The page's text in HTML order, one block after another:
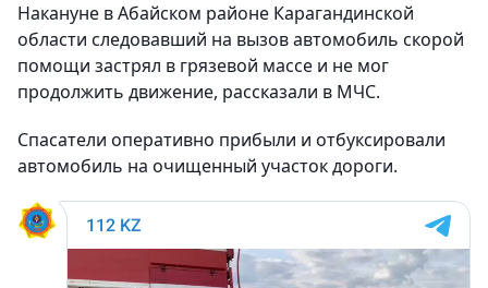
Накануне в Абайском районе Карагандинской
области следовавший на вызов автомобиль скорой
помощи застрял в грязевой массе и не мог
продолжить движение, рассказали в МЧС.
Спасатели оперативно прибыли и отбуксировали
автомобиль на очищенный участок дороги.